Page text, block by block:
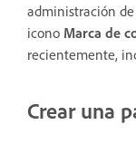
administración
icono Marca de
recientemente,
Crear una